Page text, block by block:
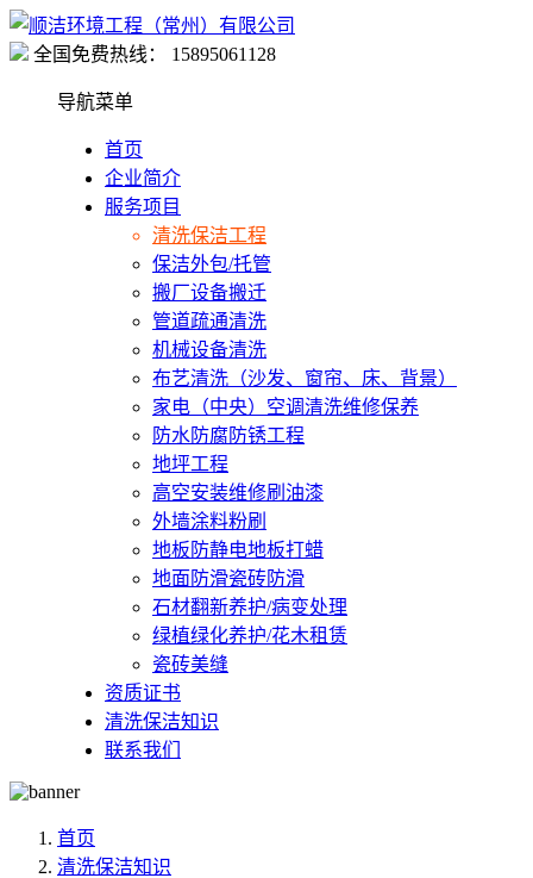
全国免费热线： 15895061128
导航菜单
首页
企业简介
服务项目
清洗保洁工程
保洁外包/托管
搬厂设备搬迁
管道疏通清洗
机械设备清洗
布艺清洗（沙发、窗帘、床、背景）
家电（中央）空调清洗维修保养
防水防腐防锈工程
地坪工程
高空安装维修刷油漆
外墙涂料粉刷
地板防静电地板打蜡
地面防滑瓷砖防滑
石材翻新养护/病变处理
绿植绿化养护/花木租赁
瓷砖美缝
资质证书
清洗保洁知识
联系我们
首页
清洗保洁知识